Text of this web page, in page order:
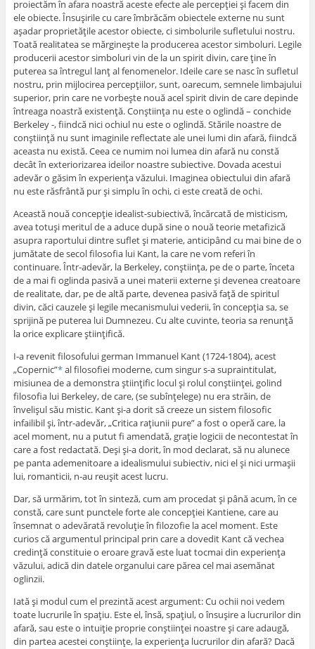
proiectăm în afara noastră aceste efecte ale percepţiei şi facem din
ele obiecte. Însuşirile cu care îmbrăcăm obiectele externe nu sunt
aşadar proprietăţile acestor obiecte, ci simbolurile sufletului nostru.
Toată realitatea se mărgineşte la producerea acestor simboluri. Legile
producerii acestor simboluri vin de la un spirit divin, care ţine în
puterea sa întregul lanţ al fenomenelor. Ideile care se nasc în sufletul
nostru, prin mijlocirea percepţiilor, sunt, oarecum, semnele limbajului
superior, prin care ne vorbeşte nouă acel spirit divin de care depinde
întreaga noastră existenţă. Conştiinţa nu este o oglindă – conchide
Berkeley -, fiindcă nici ochiul nu este o oglindă. Stările noastre de
conştiinţă nu sunt imaginile reflectate ale unei lumi din afară, fiindcă
aceasta nu există. Ceea ce numim noi lumea din afară nu constă
decât în exteriorizarea ideilor noastre subiective. Dovada acestui
adevăr o găsim în experienţa văzului. Imaginea obiectului din afară
nu este răsfrântă pur şi simplu în ochi, ci este creată de ochi.
Această nouă concepţie idealist-subiectivă, încărcată de misticism,
avea totuşi meritul de a aduce după sine o nouă teorie metafizică
asupra raportului dintre suflet şi materie, anticipând cu mai bine de o
jumătate de secol filosofia lui Kant, la care ne vom referi în
continuare. Într-adevăr, la Berkeley, conştiinţa, pe de o parte, înceta
de a mai fi oglinda pasivă a unei materii externe şi devenea creatoare
de realitate, dar, pe de altă parte, devenea pasivă faţă de spiritul
divin, căci cauzele şi legile mecanismului vederii, în concepţia sa, se
sprijină pe puterea lui Dumnezeu. Cu alte cuvinte, teoria sa renunţă
la orice explicare ştiinţifică.
I-a revenit filosofului german Immanuel Kant (1724-1804), acest
„Copernic”*al filosofiei moderne, cum singur s-a supraintitulat,
misiunea de a demonstra ştiinţific locul şi rolul conştiinţei, golind
filosofia lui Berkeley, de care, (se subînţelege) nu era străin, de
învelişul său mistic. Kant şi-a dorit să creeze un sistem filosofic
infailibil şi, într-adevăr, „Critica raţiunii pure” a fost o operă care, la
acel moment, nu a putut fi amendată, graţie logicii de necontestat în
care a fost redactată. Deşi şi-a dorit, în mod declarat, să nu alunece
pe panta ademenitoare a idealismului subiectiv, nici el şi nici urmaşii
lui, romanticii, n-au reuşit acest lucru.
Dar, să urmărim, tot în sinteză, cum am procedat şi până acum, în ce
constă, care sunt punctele forte ale concepţiei Kantiene, care au
însemnat o adevărată revoluţie în filozofie la acel moment. Este
curios că argumentul principal prin care a dovedit Kant că vechea
credinţă constituie o eroare gravă este luat tocmai din experienţa
văzului, adică din datele organului care părea cel mai asemănat
oglinzii.
Iată şi modul cum el prezintă acest argument: Cu ochii noi vedem
toate lucrurile în spaţiu. Este el, însă, spaţiul, o însuşire a lucrurilor din
afară, sau este o intuiţie proprie conştiinţei noastre şi care adaugă,
din partea acestei conştiinţe, la experienţa lucrurilor din afară? Dacă